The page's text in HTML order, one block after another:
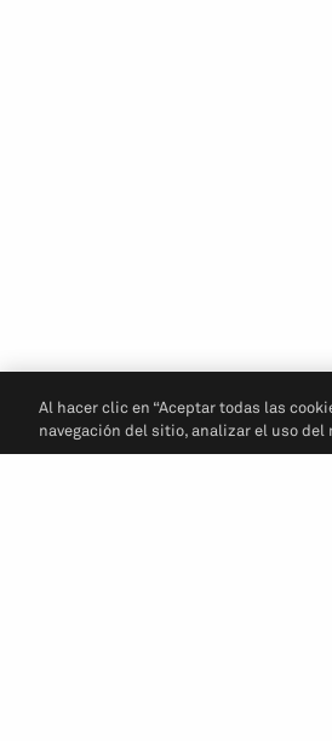
Al hacer clic en “Aceptar todas las
navegación del sitio, analizar el uso